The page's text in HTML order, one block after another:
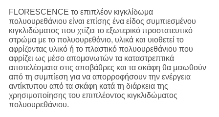
FLORESCENCE το επιπλέον κιγκλίδωμα
πολυουρεθάνιου είναι επίσης ένα είδος συμπιεσμένου
κιγκλιδώματος που χτίζει το εξωτερικό προστατευτικό
στρώμα με το πολυουρεθάνιο, υλικά και υιοθετεί το
αφρίζοντας υλικό ή το πλαστικό πολυουρεθάνιου που
αφρίζει ως μέσο απομονωτών τα καταστρεπτικά
αποτελέσματα στις αποβάθρες και τα σκάφη θα μειωθούν
από τη συμπίεση για να απορροφήσουν την ενέργεια
αντίκτυπου από τα σκάφη κατά τη διάρκεια της
χρησιμοποίησης του επιπλέοντος κιγκλιδώματος
πολυουρεθάνιου.